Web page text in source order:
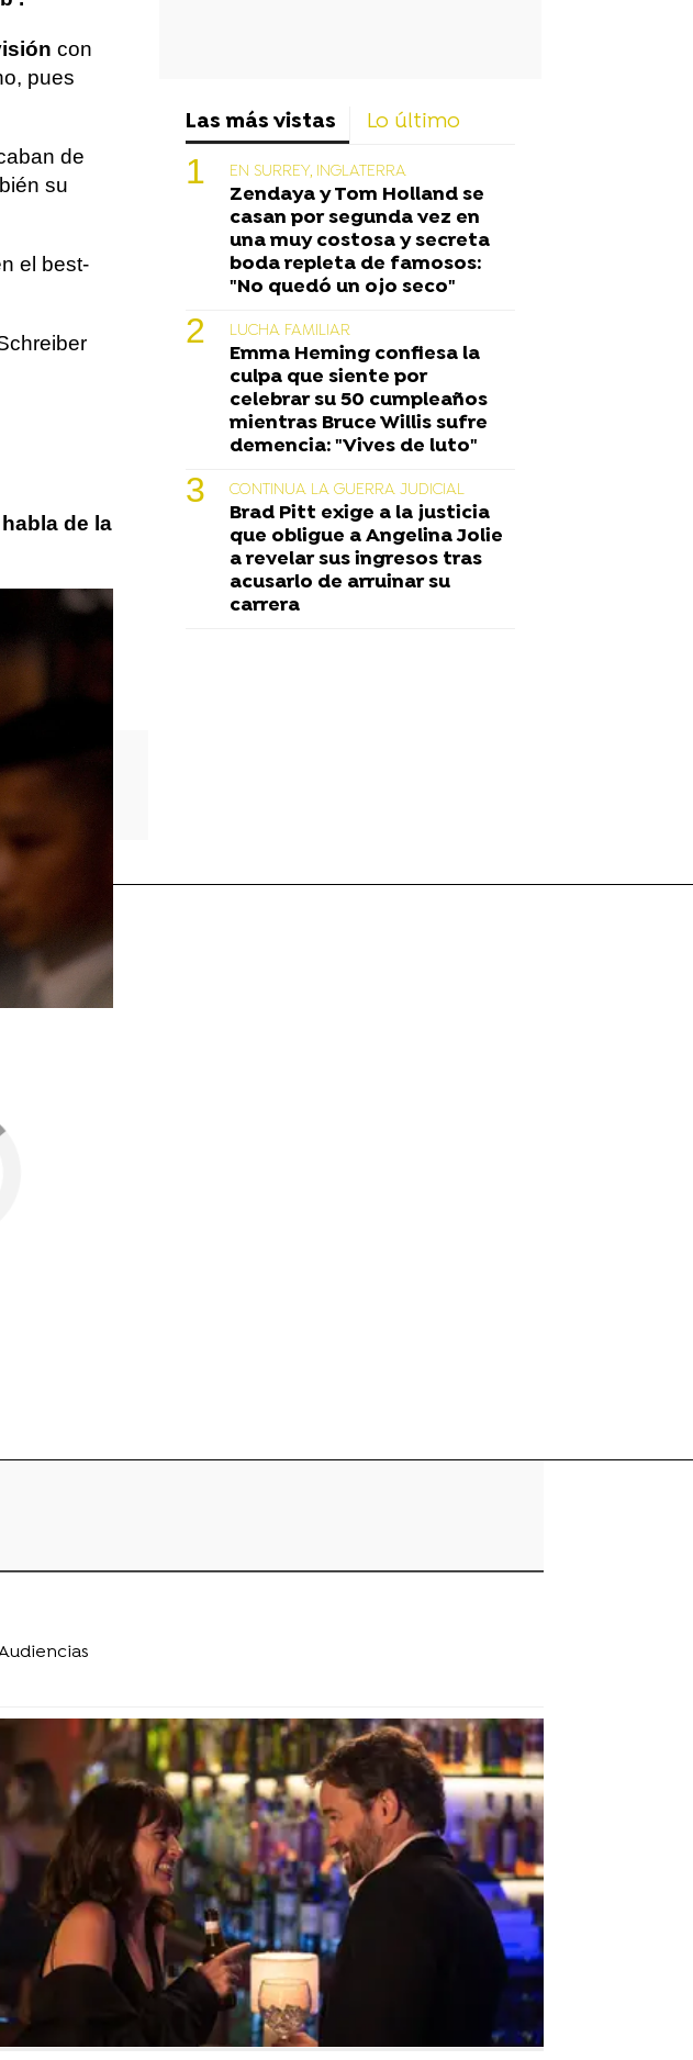
con
pues
de
su
el best-
de la
Las más vistas Lo último
EN SURREY, INGLATERRA
Zendaya y Tom Holland se
casan por segunda vez en
una muy costosa y secreta
boda repleta de famosos:
"No quedó un ojo seco"
LUCHA FAMILIAR
Emma Heming confiesa la
culpa que siente por
celebrar su 50 cumpleaños
mientras Bruce Willis sufre
demencia: "Vives de luto"
CONTINUA LA GUERRA JUDICIAL
Brad Pitt exige a la justicia
que obligue a Angelina Jolie
a revelar sus ingresos tras
acusarlo de arruinar su
carrera